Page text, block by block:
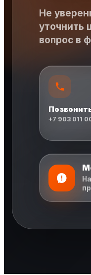
Не
уточнить
вопрос в
+7 903 011